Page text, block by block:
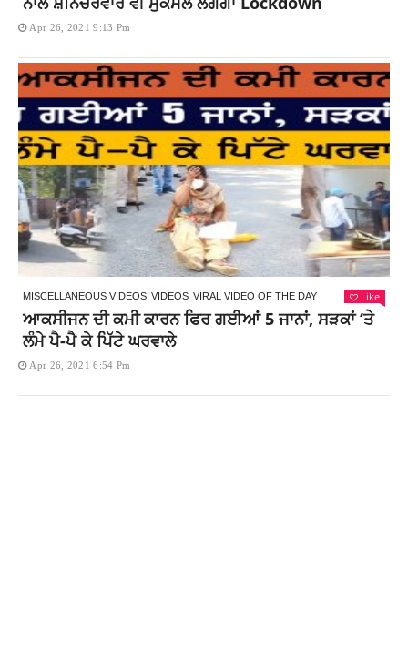
Apr 26, 2021 9:13 Pm
MISCELLANEOUS VIDEOS VIDEOS VIRAL VIDEO OF THE DAY Like
ਆਕਸੀਜਨ ਦੀ ਕਮੀ ਕਾਰਨ ਫਿਰ ਗਈਆਂ 5 ਜਾਨਾਂ, ਸੜਕਾਂ ‘ਤੇ
ਲੰਮੇ ਪੈ-ਪੈ ਕੇ ਪਿੱਟੇ ਘਰਵਾਲੇ
Apr 26, 2021 6:54 Pm